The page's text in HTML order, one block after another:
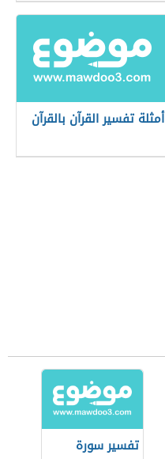
أمثلة تفسير القرآن بالقرآن
تفسير سورة